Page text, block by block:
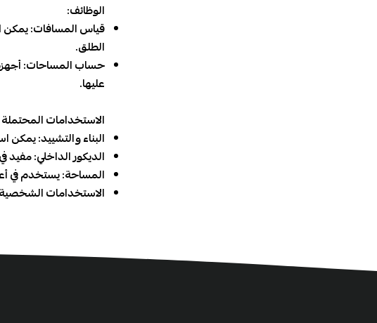
الوظائف:
قياس المسافات: يمكن
الطلق.
حساب المساحات: أجهزة
عليها.
الاستخدامات المحتملة
البناء والتشييد: يمكن
الديكور الداخلي: مفيد
المساحة: يستخدم في
الاستخدامات